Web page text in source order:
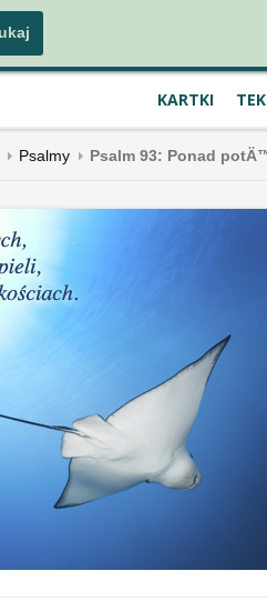
KARTKI
Psalmy Psalm 93: Ponad